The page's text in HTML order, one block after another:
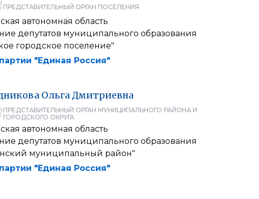
ПРЕДСТАВИТЕЛЬНЫЙ ОРГАН ПОСЕЛЕНИЯ
автономная область
депутатов муниципального образования
городское поселение"
"Единая Россия"
ОльгаДмитриевна
ПРЕДСТАВИТЕЛЬНЫЙ ОРГАН МУНИЦИПАЛЬНОГО РАЙОНА И
ГОРОДСКОГО ОКРУГА
автономная область
депутатов муниципального образования
муниципальный район"
"Единая Россия"